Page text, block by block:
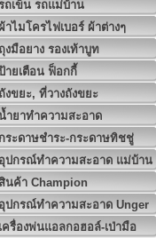
ถเข็น รถแม่บ้าน
ผ้าไมโครไฟเบอร์ ผ้าต่างๆ
ถุงมือยาง รองเท้าบูท
ายเตือน ฟ็อกกี้
ถังขยะ, ที่วางถังขยะ
ำยาทำความสะอาด
ระดาษชำระ-กระดาษทิชชู่
อุปกรณ์ทำความสะอาด แม่บ้าน
นค้า Champion
อุปกรณ์ทำความสะอาด Unger
เครื่องพ่นแอลกอฮอล์-เป่ามือ